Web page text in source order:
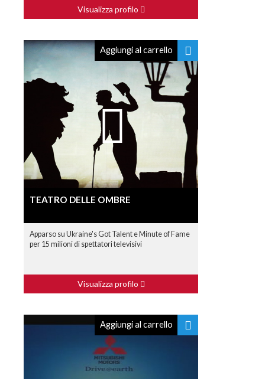
Visualizza profilo
Aggiungi al carrello
TEATRO DELLE OMBRE
Apparso su Ukraine's Got Talent e Minute of Fame
per 15 milioni di spettatori televisivi
Visualizza profilo
Aggiungi al carrello